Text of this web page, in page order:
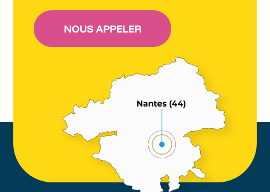
NOUS APPELER